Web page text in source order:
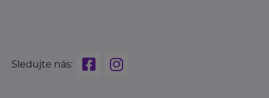
Sledujte nás: